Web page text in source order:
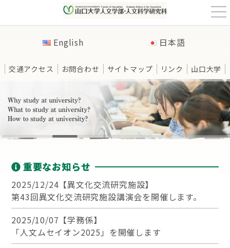
t
o
g
v
i
t
i
o
n
English 日本語
交通アクセス お問合わせ サイトマップ リンク 山口大学
重要なお知らせ
2025/12/24【異文化交流研究施設】
第43回異文化交流研究施設講演会を開催します。
2025/10/07【学務係】
「人文ムセイオン2025」を開催します